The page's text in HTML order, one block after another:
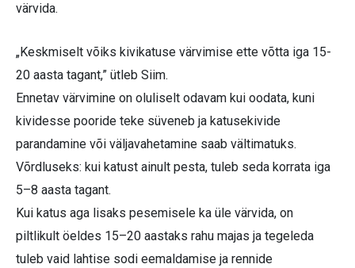
värvida.
„Keskmiselt võiks kivikatuse värvimise ette võtta iga 15-
20 aasta tagant,” ütleb Siim.
Ennetav värvimine on oluliselt odavam kui oodata, kuni
kividesse pooride teke süveneb ja katusekivide
parandamine või väljavahetamine saab vältimatuks.
Võrdluseks: kui katust ainult pesta, tuleb seda korrata iga
5–8 aasta tagant.
Kui katus aga lisaks pesemisele ka üle värvida, on
piltlikult öeldes 15–20 aastaks rahu majas ja tegeleda
tuleb vaid lahtise sodi eemaldamise ja rennide